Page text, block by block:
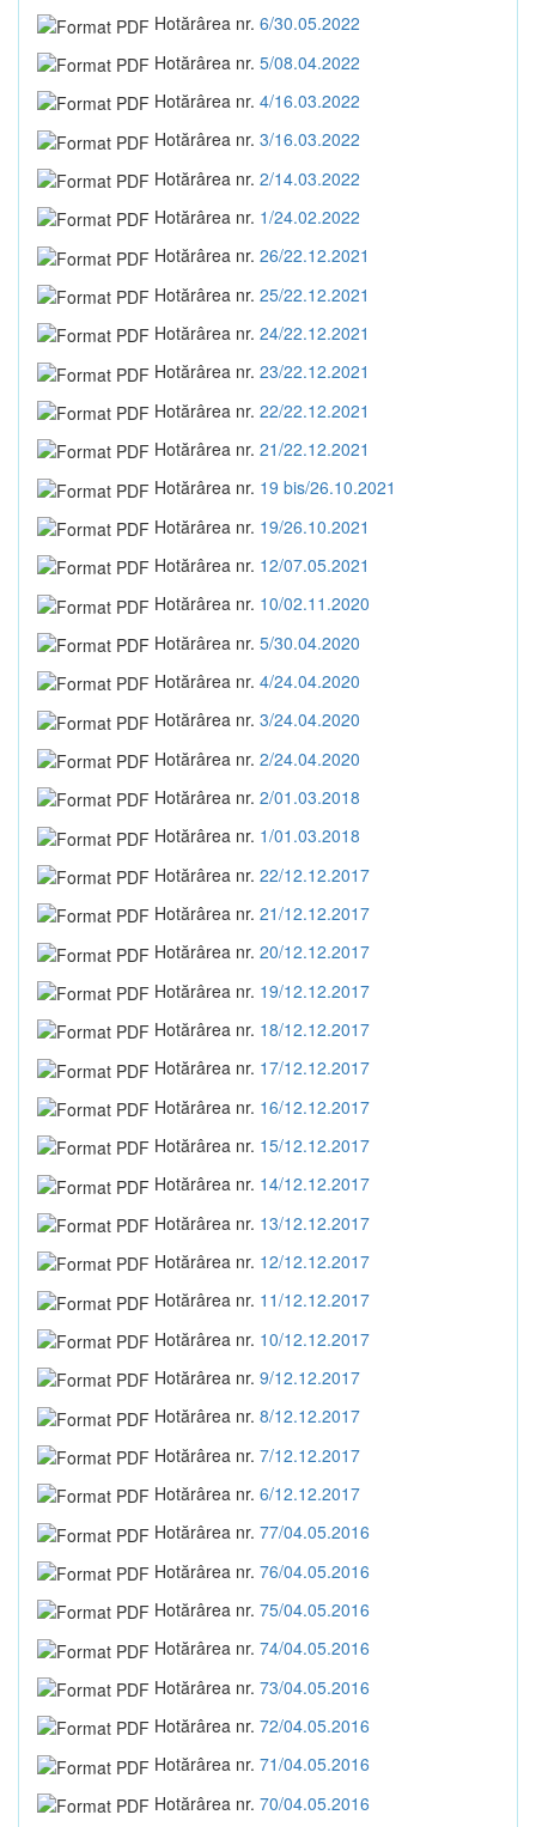
Hotărârea nr. 6/30.05.2022
Hotărârea nr. 5/08.04.2022
Hotărârea nr. 4/16.03.2022
Hotărârea nr. 3/16.03.2022
Hotărârea nr. 2/14.03.2022
Hotărârea nr. 1/24.02.2022
Hotărârea nr. 26/22.12.2021
Hotărârea nr. 25/22.12.2021
Hotărârea nr. 24/22.12.2021
Hotărârea nr. 23/22.12.2021
Hotărârea nr. 22/22.12.2021
Hotărârea nr. 21/22.12.2021
Hotărârea nr. 19 bis/26.10.2021
Hotărârea nr. 19/26.10.2021
Hotărârea nr. 12/07.05.2021
Hotărârea nr. 10/02.11.2020
Hotărârea nr. 5/30.04.2020
Hotărârea nr. 4/24.04.2020
Hotărârea nr. 3/24.04.2020
Hotărârea nr. 2/24.04.2020
Hotărârea nr. 2/01.03.2018
Hotărârea nr. 1/01.03.2018
Hotărârea nr. 22/12.12.2017
Hotărârea nr. 21/12.12.2017
Hotărârea nr. 20/12.12.2017
Hotărârea nr. 19/12.12.2017
Hotărârea nr. 18/12.12.2017
Hotărârea nr. 17/12.12.2017
Hotărârea nr. 16/12.12.2017
Hotărârea nr. 15/12.12.2017
Hotărârea nr. 14/12.12.2017
Hotărârea nr. 13/12.12.2017
Hotărârea nr. 12/12.12.2017
Hotărârea nr. 11/12.12.2017
Hotărârea nr. 10/12.12.2017
Hotărârea nr. 9/12.12.2017
Hotărârea nr. 8/12.12.2017
Hotărârea nr. 7/12.12.2017
Hotărârea nr. 6/12.12.2017
Hotărârea nr. 77/04.05.2016
Hotărârea nr. 76/04.05.2016
Hotărârea nr. 75/04.05.2016
Hotărârea nr. 74/04.05.2016
Hotărârea nr. 73/04.05.2016
Hotărârea nr. 72/04.05.2016
Hotărârea nr. 71/04.05.2016
Hotărârea nr. 70/04.05.2016